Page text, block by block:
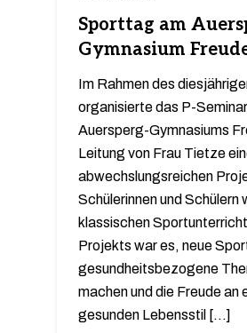
Sporttag am
Gymnasium
Im Rahmen des
organisierte das P-
Auersperg-Gymnasiums
Leitung von Frau Tietze
abwechslungsreichen
Schülerinnen und Schülern
klassischen
Projekts war es, neue
gesundheitsbezogene
machen und die Freude an
gesunden Lebensstil […]